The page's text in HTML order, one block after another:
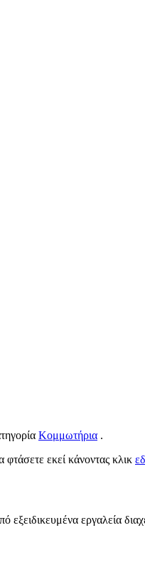
Κομμωτήρια .
φτάσετε εκεί κάνοντας κλικ
εξειδικευμένα εργαλεία